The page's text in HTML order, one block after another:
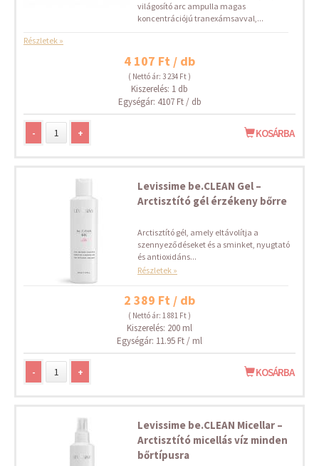
világosító arc ampulla magas
koncentrációjú tranexámsavval,...
Részletek »
4 107 Ft / db
( Nettó ár: 3 234 Ft )
Kiszerelés: 1 db
Egységár: 4107 Ft / db
- + KOSÁRBA
Levissime be.CLEAN Gel –
Arctisztító gél érzékeny bőrre
Arctisztító gél, amely eltávolítja a
szennyeződéseket és a sminket, nyugtató
és antioxidáns...
Részletek »
2 389 Ft / db
( Nettó ár: 1 881 Ft )
Kiszerelés: 200 ml
Egységár: 11.95 Ft / ml
- + KOSÁRBA
Levissime be.CLEAN Micellar –
Arctisztító micellás víz minden
bőrtípusra